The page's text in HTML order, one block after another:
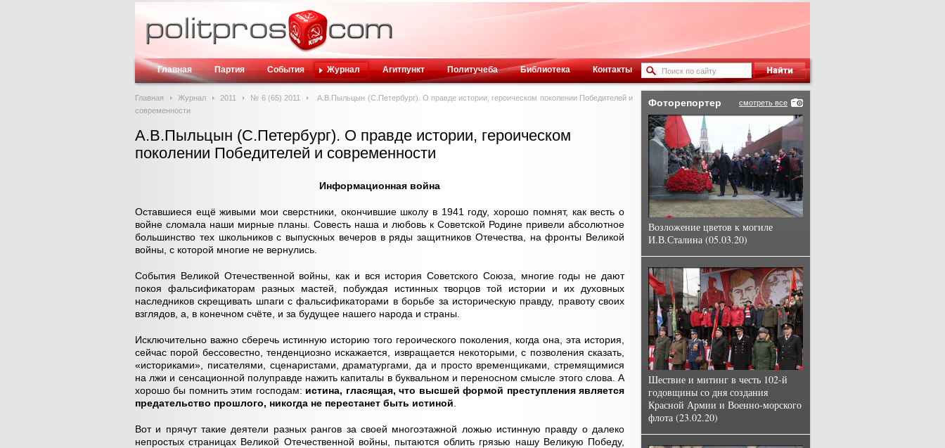
Главная Партия События Журнал Агитпункт Политучеба Библиотека Контакты
Главная Журнал 2011 № 6 (65) 2011
А.В.Пыльцын (С.Петербург). О правде истории, героическом поколении Победителей и
современности
А.В.Пыльцын (С.Петербург). О правде истории, героическом
поколении Победителей и современности
Информационная война
Оставшиеся ещё живыми мои сверстники, окончившие школу в 1941 году, хорошо помнят, как весть о
войне сломала наши мирные планы. Совесть наша и любовь к Советской Родине привели абсолютное
большинство тех школьников с выпускных вечеров в ряды защитников Отечества, на фронты Великой
войны, с которой многие не вернулись.
События Великой Отечественной войны, как и вся история Советского Союза, многие годы не дают
покоя фальсификаторам разных мастей, побуждая истинных творцов той истории и их духовных
наследников скрещивать шпаги с фальсификаторами в борьбе за историческую правду, правоту своих
взглядов, а, в конечном счёте, и за будущее нашего народа и страны.
Исключительно важно сберечь истинную историю того героического поколения, когда она, эта история,
сейчас порой бессовестно, тенденциозно искажается, извращается некоторыми, с позволения сказать,
«историками», писателями, сценаристами, драматургами, да и просто временщиками, стремящимися
на лжи и сенсационной полуправде нажить капиталы в буквальном и переносном смысле этого слова. А
хорошо бы помнить этим господам: истина, гласящая, что высшей формой преступления является
предательство прошлого, никогда не перестанет быть истиной
Вот и прячут такие деятели разных рангов за своей многоэтажной ложью истинную правду о далеко
непростых страницах Великой Отечественной войны, пытаются облить грязью нашу Великую Победу,
смотреть все
Фоторепортер
Возложение цветов к могиле
И.В.Сталина (05.03.20)
Шествие и митинг в честь 102-й
годовщины со дня создания
Красной Армии и Военно-морского
флота (23.02.20)